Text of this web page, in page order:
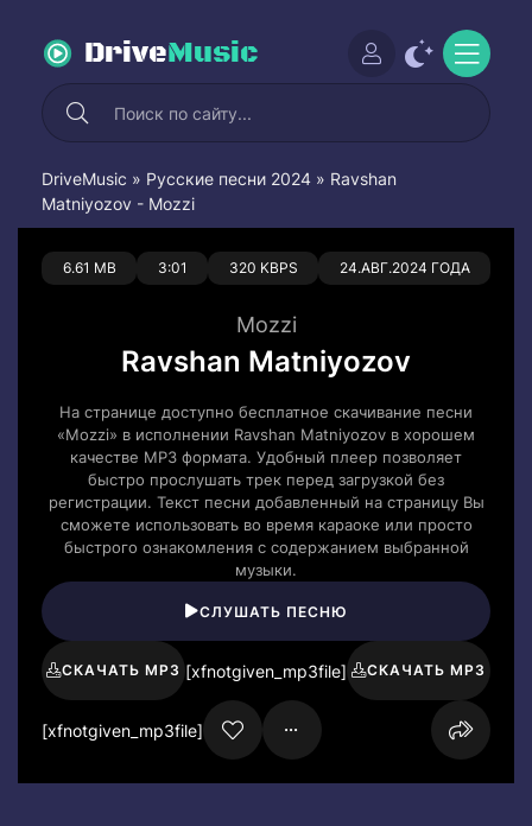
DriveMusic
DriveMusic » Русские песни 2024 » Ravshan
Matniyozov - Mozzi
6.61 MB 3:01 320 KBPS 24.АВГ.2024 ГОДА
0 0
Mozzi
Ravshan Matniyozov
На странице доступно бесплатное скачивание песни
«Mozzi» в исполнении Ravshan Matniyozov в хорошем
качестве MP3 формата. Удобный плеер позволяет
быстро прослушать трек перед загрузкой без
регистрации. Текст песни добавленный на страницу Вы
сможете использовать во время караоке или просто
быстрого ознакомления с содержанием выбранной
музыки.
СЛУШАТЬ ПЕСНЮ
СКАЧАТЬ MP3 [xfnotgiven_mp3file] СКАЧАТЬ MP3
[xfnotgiven_mp3file]